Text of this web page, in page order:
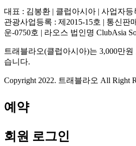
대표 : 김봉환 | 클럽아시아 | 사업자등
관광사업등록 : 제2015-15호 | 통신판
운-0750호 | 라오스 법인명 ClubAsia
트래블라오(클럽아시아)는 3,000만
습니다.
Copyright 2022. 트래블라오 All Right
예약
회원 로그인